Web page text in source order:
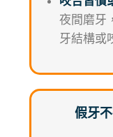
夜間磨牙
牙結構或
假牙